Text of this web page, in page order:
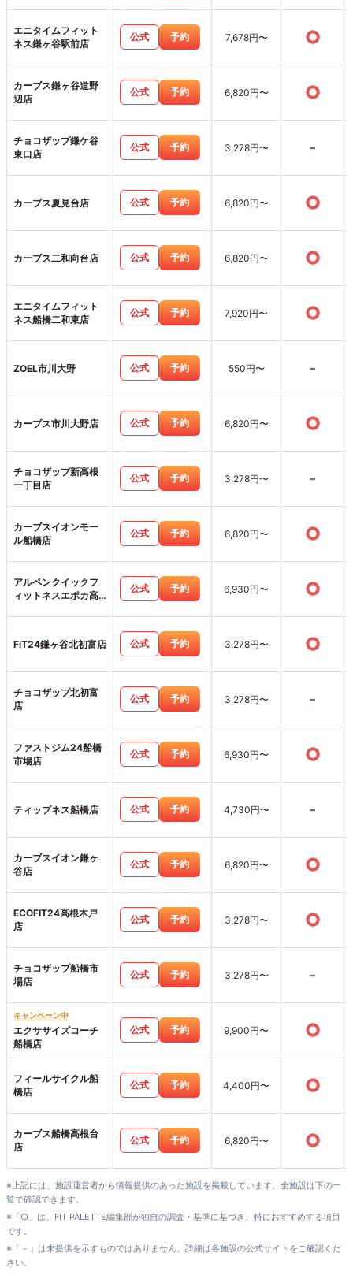
エニタイムフィット
ネス鎌ヶ谷駅前店
公式 予約 7,678円〜 ○
カーブス鎌ヶ谷道野
辺店
公式 予約 6,820円〜 ○
チョコザップ鎌ケ谷
東口店
公式 予約 3,278円〜 -
カーブス夏見台店 公式 予約 6,820円〜 ○
カーブス二和向台店 公式 予約 6,820円〜 ○
エニタイムフィット
ネス船橋二和東店
公式 予約 7,920円〜 ○
ZOEL市川大野 公式 予約 550円〜 -
カーブス市川大野店 公式 予約 6,820円〜 ○
チョコザップ新高根
一丁目店
公式 予約 3,278円〜 -
カーブスイオンモー
ル船橋店
公式 予約 6,820円〜 ○
アルペンクイックフ
ィットネスエポカ高
公式 予約 6,930円〜 ○
FiT24鎌ヶ谷北初富店 公式 予約 3,278円〜 ○
チョコザップ北初富
店
公式 予約 3,278円〜 -
ファストジム24船橋
市場店
公式 予約 6,930円〜 ○
ティップネス船橋店 公式 予約 4,730円〜 -
カーブスイオン鎌ヶ
谷店
公式 予約 6,820円〜 ○
ECOFIT24高根木戸
店
公式 予約 3,278円〜 ○
チョコザップ船橋市
場店
公式 予約 3,278円〜 -
キャンペーン中
エクササイズコーチ
船橋店
公式 予約 9,900円〜 ○
フィールサイクル船
橋店
公式 予約 4,400円〜 ○
カーブス船橋高根台
店
公式 予約 6,820円〜 ○
※上記には、施設運営者から情報提供のあった施設を掲載しています。全施設は下の一
覧で確認できます。
※「○」は、FIT PALETTE編集部が独自の調査・基準に基づき、特におすすめする項目
です。
※「－」は未提供を示すものではありません。詳細は各施設の公式サイトをご確認くだ
さい。